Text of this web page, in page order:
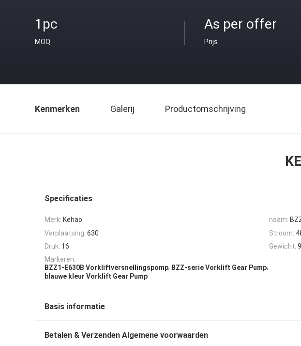
1pc
MOQ
As per offer
Prijs
Kenmerken Galerij Productomschrijving
Specificaties
Merk: Kehao naam:
Verplaatsing: 630 Stroom:
Druk: 16 Gewicht:
Markeren:
BZZ1-E630B Vorkliftversnellingspomp, BZZ-serie Vorklift Gear Pump,
blauwe kleur Vorklift Gear Pump
Basis informatie
Betalen & Verzenden Algemene voorwaarden